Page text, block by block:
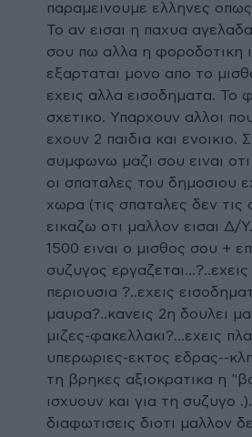
παραμεινουμε ελληνες
Το αν εισαι η παχυα
σου πω αλλα η φοροδοτικη
εξαρταται μονο απο το
εχεις αλλα εισοδηματα. Το
σχετικο. Υπαρχουν αλλοι
εχουν 2 παιδια και ενοικιο.
συμφωνω μαζι σου ειναι
οι σπαταλες του δημοσιου
χωρα (τις σπαταλες δεν τις
εικαζω οτι μαλλον εισαι Δ/
1500 ειναι ο μισθος σου +
συζυγος εργαζεται...?..εχεις
περιουσια ?..εχεις
μαυρα?..κανεις 2η δουλει
μιζες-φακελλακι?...εχεις
υπερωριες-εκτος εδρας--
τη βρηκες αξιοκρατικα η
ισχυουν και για τη συζυγο
διαφωτισεις διοτι μαλλον